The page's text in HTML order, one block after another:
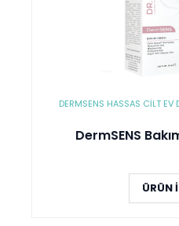
DERMSENS HASSAS CILT EV
DermSENS
ÜRÜN